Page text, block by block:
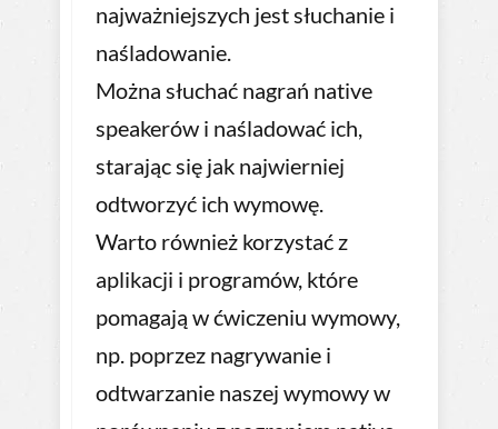
najważniejszych jest słuchanie i
naśladowanie.
Można słuchać nagrań native
speakerów i naśladować ich,
starając się jak najwierniej
odtworzyć ich wymowę.
Warto również korzystać z
aplikacji i programów, które
pomagają w ćwiczeniu wymowy,
np. poprzez nagrywanie i
odtwarzanie naszej wymowy w